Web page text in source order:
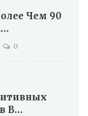
Чем 90
0
В…